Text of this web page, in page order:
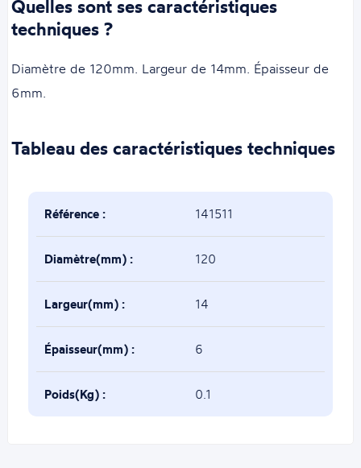
Quelles sont ses caractéristiques
techniques ?
Diamètre de 120mm. Largeur de 14mm. Épaisseur de
6mm.
Tableau des caractéristiques techniques
Référence : 141511
Diamètre(mm) : 120
Largeur(mm) : 14
Épaisseur(mm) : 6
Poids(Kg) : 0.1